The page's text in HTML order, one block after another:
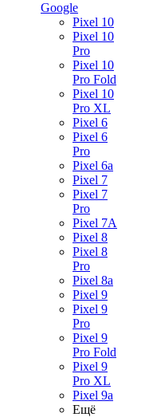
Google
Pixel 10
Pixel 10
Pro
Pixel 10
Pro Fold
Pixel 10
Pro XL
Pixel 6
Pixel 6
Pro
Pixel 6a
Pixel 7
Pixel 7
Pro
Pixel 7A
Pixel 8
Pixel 8
Pro
Pixel 8a
Pixel 9
Pixel 9
Pro
Pixel 9
Pro Fold
Pixel 9
Pro XL
Pixel 9a
Ещё